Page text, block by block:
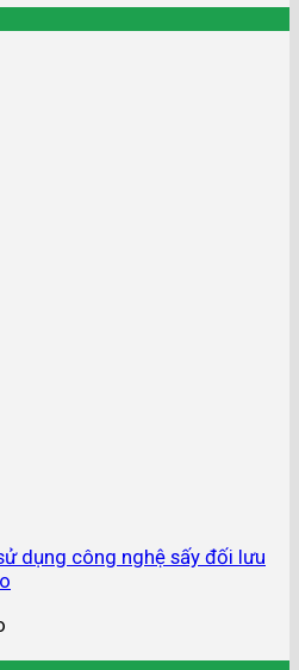
dụng công nghệ sấy đối lưu